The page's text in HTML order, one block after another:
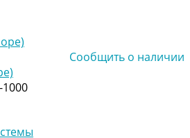
Сообщить о наличии